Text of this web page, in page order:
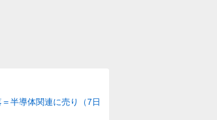
＝半導体関連に売り（7日